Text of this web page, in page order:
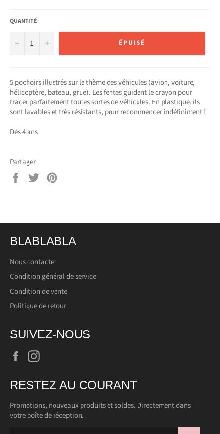
QUANTITÉ
− + ÉPUISÉ
5 pochoirs illustrés sur le thème des véhicules (avion, voiture,
hélicoptère, bateau, grue). Les fentes guident le crayon pour
tracer parfaitement toutes sortes de véhicules. En plastique, ils
sont lavables et très résistants, pour recommencer indéfiniment !
Dès 4 ans
Partager
Partager
sur
Tweeter
sur
BLABLABLA
Nous contacter
Condition général de service
Condition de vente
Politique de retour
SUIVEZ-NOUS
Facebook
RESTEZ AU COURANT
Promotions, nouveaux produits et soldes. Directement dans
votre boîte de réception.